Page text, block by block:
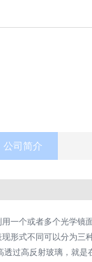
公司简介
一个或者多个光学镜
形式不同可以分为三
透过高反射玻璃，就